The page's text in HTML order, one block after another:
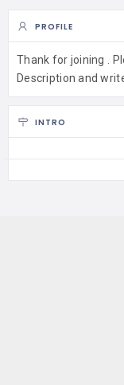
PROFILE
Thank for joining .
Description and
INTRO